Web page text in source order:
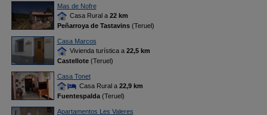
Mas de Nofre
Casa Rural a 22 km
Peñarroya de Tastavins(Teruel)
Casa Marcos
Vivienda turística a 22,5 km
Castellote(Teruel)
Casa Tonet
Casa Rural a 22,9 km
Fuentespalda(Teruel)
Apartamentos Les Valeres